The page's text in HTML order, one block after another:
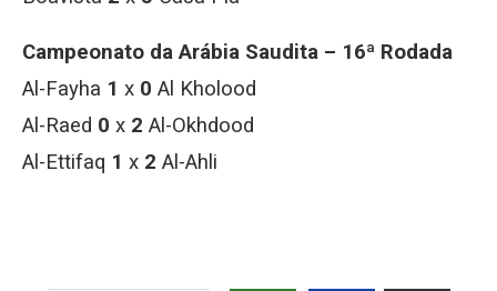
Campeonato da Arábia Saudita – 16ª Rodada
Al-Fayha 1 x 0 Al Kholood
Al-Raed 0 x 2 Al-Okhdood
Al-Ettifaq 1 x 2 Al-Ahli